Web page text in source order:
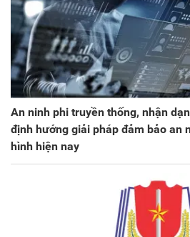
An ninh phi truyền thống, nhận
định hướng giải pháp đảm bảo an
hình hiện nay